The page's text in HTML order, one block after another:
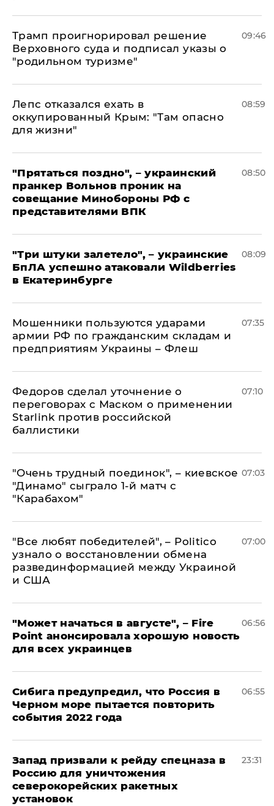
Трамп проигнорировал решение
Верховного суда и подписал указы о
"родильном туризме"
09:46
Лепс отказался ехать в
оккупированный Крым: "Там опасно
для жизни"
08:59
"Прятаться поздно", – украинский
пранкер Вольнов проник на
совещание Минобороны РФ с
представителями ВПК
08:50
"Три штуки залетело", – украинские
БпЛА успешно атаковали Wildberries
в Екатеринбурге
08:09
Мошенники пользуются ударами
армии РФ по гражданским складам и
предприятиям Украины – Флеш
07:35
Федоров сделал уточнение о
переговорах с Маском о применении
Starlink против российской
баллистики
07:10
"Очень трудный поединок", – киевское
"Динамо" сыграло 1-й матч с
"Карабахом"
07:03
​"Все любят победителей", – Politico
узнало о восстановлении обмена
развединформацией между Украиной
и США
07:00
"Может начаться в августе", – Fire
Point анонсировала хорошую новость
для всех украинцев
06:56
Сибига предупредил, что Россия в
Черном море пытается повторить
события 2022 года
06:55
Запад призвали к рейду спецназа в
Россию для уничтожения
северокорейских ракетных
установок
23:31